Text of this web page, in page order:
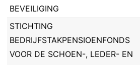
BEVEILIGING
STICHTING
BEDRIJFSTAKPENSIOENFONDS
VOOR DE SCHOEN-, LEDER- EN